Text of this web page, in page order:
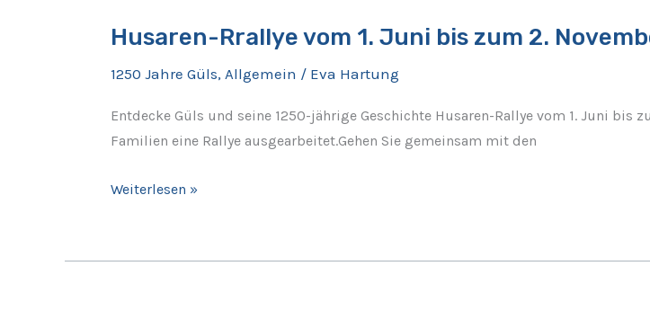
Husaren-Rrallye vom 1. Juni bis zum 2.
1250 Jahre Güls, Allgemein / Eva Hartung
Entdecke Güls und seine 1250-jährige Geschichte Husaren-Rallye vom 1. Juni
Familien eine Rallye ausgearbeitet.Gehen Sie gemeinsam mit den
vom
bis
zum
November
Weiterlesen »